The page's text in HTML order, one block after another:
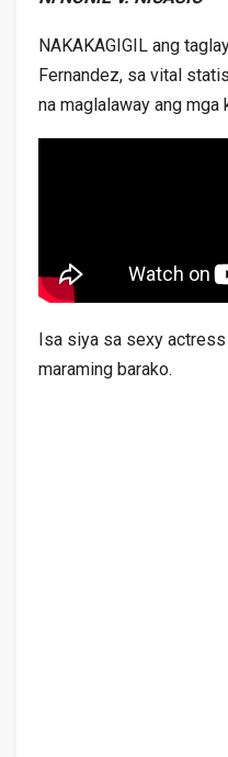
NAKAKAGIGIL ang
Fernandez, sa vital
na maglalaway ang mga
Isa siya sa sexy
maraming barako.